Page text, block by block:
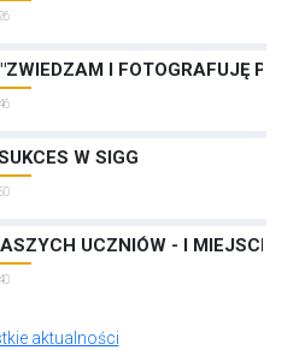
I FOTOGRAFUJĘ
W SIGG
UCZNIÓW - I MIEJSCE W
aktualności